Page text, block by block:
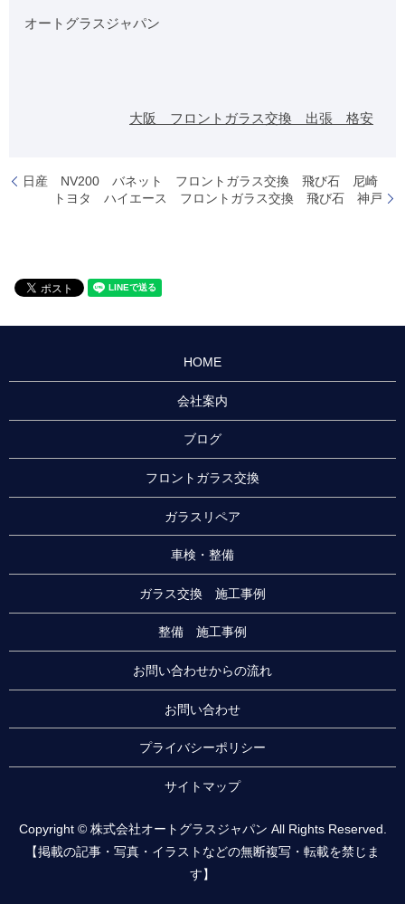
オートグラスジャパン
大阪 フロントガラス交換 出張 格安
日産 NV200 バネット フロントガラス交換 飛び石 尼崎
トヨタ ハイエース フロントガラス交換 飛び石 神戸
HOME
会社案内
ブログ
フロントガラス交換
ガラスリペア
車検・整備
ガラス交換 施工事例
整備 施工事例
お問い合わせからの流れ
お問い合わせ
プライバシーポリシー
サイトマップ
Copyright © 株式会社オートグラスジャパン All Rights Reserved.
【掲載の記事・写真・イラストなどの無断複写・転載を禁じま
す】